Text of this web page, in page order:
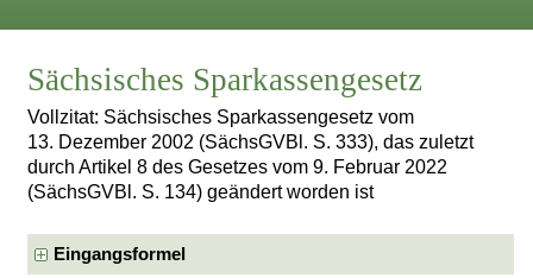
Sächsisches Sparkassengesetz
Vollzitat: Sächsisches Sparkassengesetz vom
13. Dezember 2002 (SächsGVBl. S. 333), das zuletzt
durch Artikel 8 des Gesetzes vom 9. Februar 2022
(SächsGVBl. S. 134) geändert worden ist
Eingangsformel